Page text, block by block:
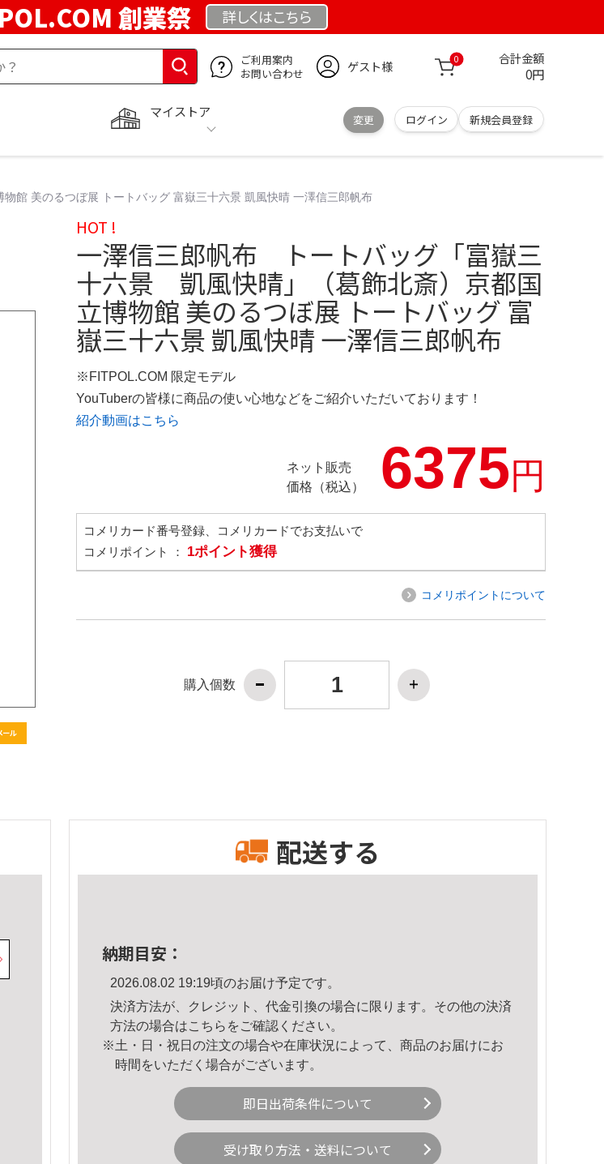
創業祭 詳しくはこちら
ご利用案内
お問い合わせ
ゲスト様 0 合計金額
0円
マイストア
変更 ログイン 新規会員登録
美のるつぼ展 トートバッグ 富嶽三十六景 凱風快晴 一澤信三郎帆布
HOT !
一澤信三郎帆布 トートバッグ「富嶽三
十六景 凱風快晴」（葛飾北斎）京都国
立博物館 美のるつぼ展 トートバッグ 富
嶽三十六景 凱風快晴 一澤信三郎帆布
※FITPOL.COM 限定モデル
YouTuberの皆様に商品の使い心地などをご紹介いただいております！
紹介動画はこちら
ネット販売
価格（税込）
6375円
コメリカード番号登録、コメリカードでお支払いで
コメリポイント ： 1ポイント獲得
コメリポイントについて
購入個数
配送する
納期目安：
2026.08.02 19:19頃のお届け予定です。
決済方法が、クレジット、代金引換の場合に限ります。その他の決済
方法の場合はこちら をご確認ください。
※土・日・祝日の注文の場合や在庫状況によって、商品のお届けにお
時間をいただく場合がございます。
即日出荷条件について
受け取り方法・送料について